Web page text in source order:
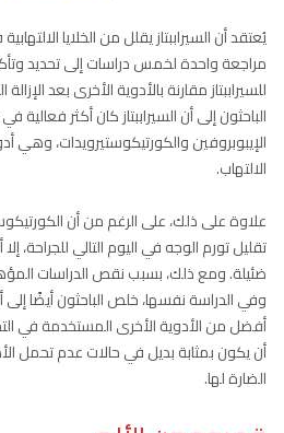
يُعتقد أن السيراببتاز يقلل من الخلايا
مراجعة واحدة لخمس دراسات إلى تحديد
للسيراببتاز مقارنة بالأدوية الأخرى بعد
الباحثون إلى أن السيراببتاز كان أكثر
الإيبوبروفين والكورتيكوستيرويدات،
الالتهاب.
علاوة على ذلك، على الرغم من أن
تقليل تورم الوجه في اليوم التالي للجراحة،
ضئيلة. ومع ذلك، بسبب نقص الدراسات
وفي الدراسة نفسها، خلص الباحثون أيضًا إلى
أفضل من الأدوية الأخرى المستخدمة في
أن يكون بمثابة بديل في حالات عدم تحمل
الضارة لها.